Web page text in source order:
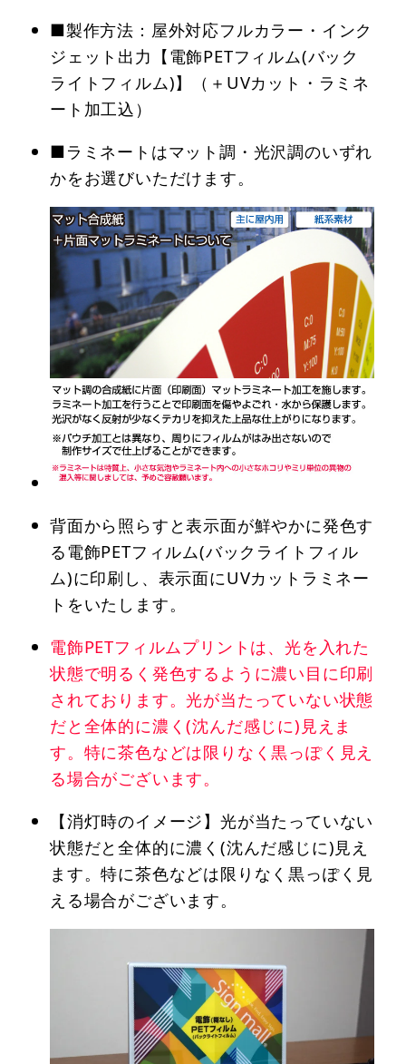
■製作方法：屋外対応フルカラー・インク
ジェット出力【電飾PETフィルム(バック
ライトフィルム)】（＋UVカット・ラミネ
ート加工込）
■ラミネートはマット調・光沢調のいずれ
かをお選びいただけます。
背面から照らすと表示面が鮮やかに発色す
る電飾PETフィルム(バックライトフィル
ム)に印刷し、表示面にUVカットラミネー
トをいたします。
電飾PETフィルムプリントは、光を入れた
状態で明るく発色するように濃い目に印刷
されております。光が当たっていない状態
だと全体的に濃く(沈んだ感じに)見えま
す。特に茶色などは限りなく黒っぽく見え
る場合がございます。
【消灯時のイメージ】光が当たっていない
状態だと全体的に濃く(沈んだ感じに)見え
ます。特に茶色などは限りなく黒っぽく見
える場合がございます。